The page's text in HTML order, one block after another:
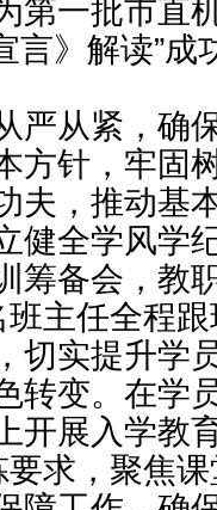
第一批市直
言》解读”
严从紧，确
方针，牢固
夫，推动基
健全学风学
筹备会，教
主任全程
切实提升学
转变。在学
开展入学教
求，聚焦